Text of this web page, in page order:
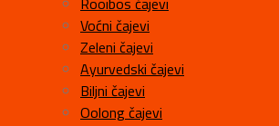
Voćni čajevi
Zeleni čajevi
Ayurvedski čajevi
Biljni čajevi
Oolong čajevi